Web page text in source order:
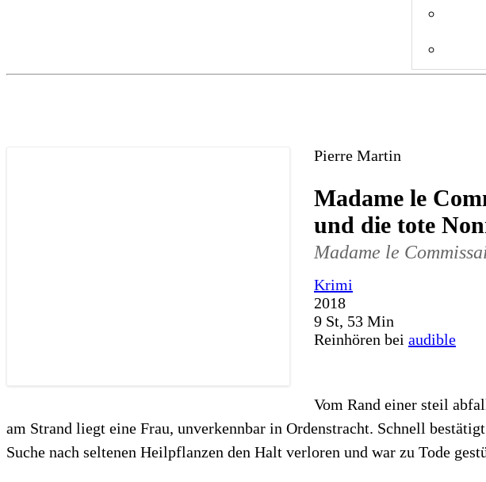
Pierre Martin
Madame le
und die tote
Madame le
Krimi
2018
9 St, 53 Min
Reinhören bei audible
Vom Rand einer steil
am Strand liegt eine Frau, unverkennbar in Ordenstracht. Schnell
Suche nach seltenen Heilpflanzen den Halt verloren und war zu Tode